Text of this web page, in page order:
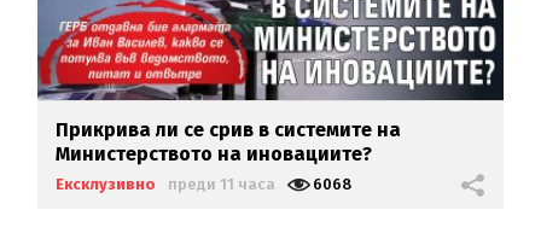
Прикрива ли се срив в системите на
Министерството на иновациите?
Ексклузивно преди 11 часа 6068